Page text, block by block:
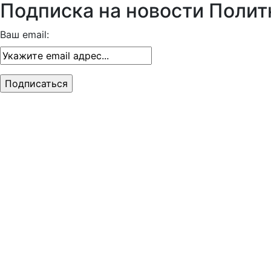
Подписка на новости
Ваш email: